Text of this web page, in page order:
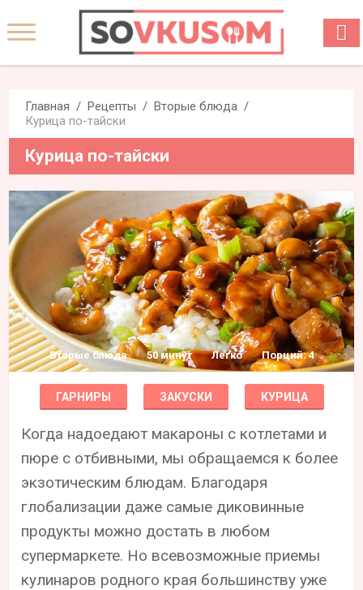
Главная Рецепты
Вторые блюда
Курица по-тайски
Курица по-тайски
Вторые блюда 50 минут Легко Порций: 4
ГАРНИРЫ ЗАКУСКИ КУРИЦА
Когда надоедают макароны с котлетами и
пюре с отбивными, мы обращаемся к более
экзотическим блюдам. Благодаря
глобализации даже самые диковинные
продукты можно достать в любом
супермаркете. Но всевозможные приемы
кулинаров родного края большинству уже